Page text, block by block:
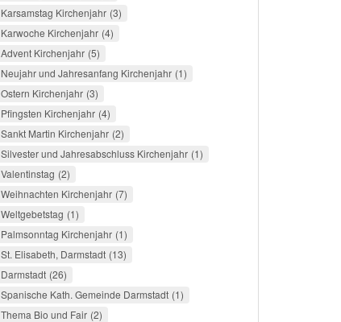
Karsamstag Kirchenjahr 3
Karwoche Kirchenjahr 4
Advent Kirchenjahr 5
Neujahr und Jahresanfang Kirchenjahr 1
Ostern Kirchenjahr 3
Pfingsten Kirchenjahr 4
Sankt Martin Kirchenjahr 2
Silvester und Jahresabschluss Kirchenjahr 1
Valentinstag 2
Weihnachten Kirchenjahr 7
Weltgebetstag 1
Palmsonntag Kirchenjahr 1
St. Elisabeth, Darmstadt 13
Darmstadt 26
Spanische Kath. Gemeinde Darmstadt 1
Thema Bio und Fair 2